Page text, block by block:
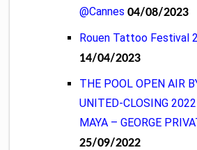
@Cannes 04/08/2023
Rouen Tattoo Festival
14/04/2023
THE POOL OPEN AIR
UNITED-CLOSING
MAYA – GEORGE
25/09/2022